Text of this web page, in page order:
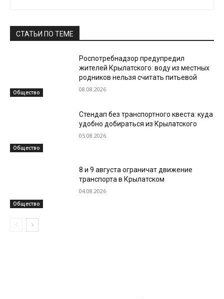
СТАТЬИ ПО ТЕМЕ
Общество
Роспотребнадзор предупредил
жителей Крылатского: воду из местных
родников нельзя считать питьевой
08.08.2026
Общество
Стендап без транспортного квеста: куда
удобно добираться из Крылатского
05.08.2026
Общество
8 и 9 августа ограничат движение
транспорта в Крылатском
04.08.2026